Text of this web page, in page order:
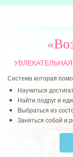
Система которая
Научиться
Найти подруг и
Выбраться из
Заняться собой и